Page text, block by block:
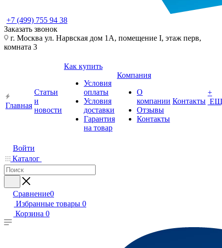
+7 (499) 755 94 38
Заказать звонок
г. Москва ул. Нарвская дом 1А, помещение I, этаж перв,
комната 3
Главная
Статьи
и
новости
Как купить
Условия
оплаты
Условия
доставки
Гарантия
на товар
Компания
О
компании
Отзывы
Контакты
Контакты
+
Войти
Каталог
Сравнение0
Избранные товары 0
Корзина 0